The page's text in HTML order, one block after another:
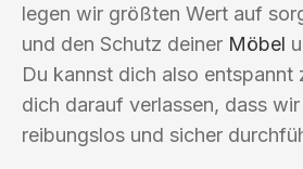
legen wir größten Wert auf
und den Schutz deiner Möbel
Du kannst dich also entspannt
dich darauf verlassen, dass
reibungslos und sicher